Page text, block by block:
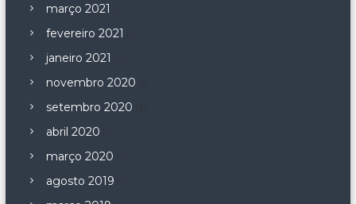
março 2021
fevereiro 2021
janeiro 2021
novembro 2020
setembro 2020
abril 2020
março 2020
agosto 2019